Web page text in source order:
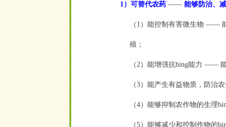
1）可替代农药 —— 能够防治、
（1）能控制有害微生物 ——
殖；
（2）能增强抗bing能力 ——
（3）能产生有益物质，防治
（4）能够抑制农作物的生理
（5）能够减少和控制作物的